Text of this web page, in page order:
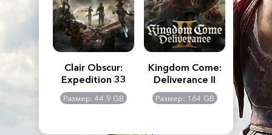
Creed
Clair Obscur:
Expedition 33
Размер: 44.9 GB
Kingdom Come:
Deliverance II
Размер: 164 GB
The